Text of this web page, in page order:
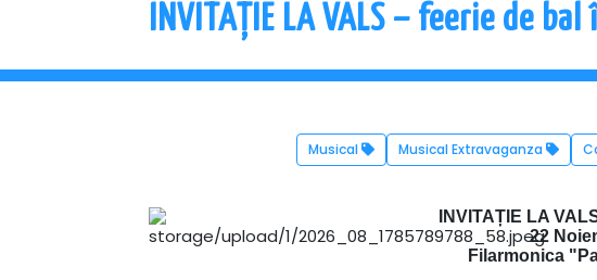
INVITAȚIE LA VALS – feerie de
Musical Musical Extravaganza
INVITAȚIE LA
22
Filarmonica